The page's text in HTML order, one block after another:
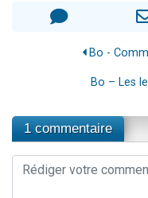
Bo -
Bo – Les
1 commentaire